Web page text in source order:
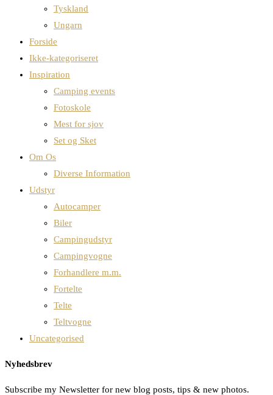
Tyskland
Ungarn
Forside
Ikke-kategoriseret
Inspiration
Camping events
Fotoskole
Mest for sjov
Set og Sket
Om Os
Diverse Information
Udstyr
Autocamper
Biler
Campingudstyr
Campingvogne
Forhandlere m.m.
Fortelte
Telte
Teltvogne
Uncategorised
Nyhedsbrev
Subscribe my Newsletter for new blog posts, tips & new photos.